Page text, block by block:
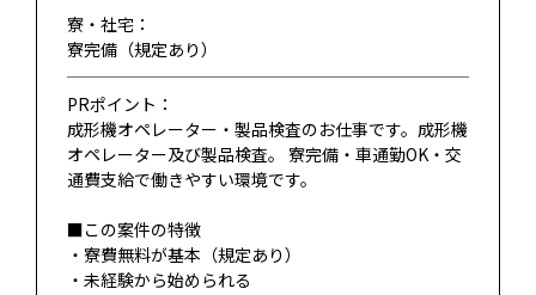
寮・社宅：
寮完備（規定あり）
PRポイント：
成形機オペレーター・製品検査のお仕事です。成形機
オペレーター及び製品検査。 寮完備・車通勤OK・交
通費支給で働きやすい環境です。
■この案件の特徴
・寮費無料が基本（規定あり）
・未経験から始められる